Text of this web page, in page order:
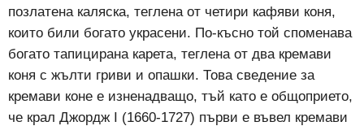
позлатена каляска, теглена от четири кафяви коня,
които били богато украсени. По-късно той споменава
богато тапицирана карета, теглена от два кремави
коня с жълти гриви и опашки. Това сведение за
кремави коне е изненадващо, тъй като е общоприето,
че крал Джордж І (1660-1727) първи е въвел кремави